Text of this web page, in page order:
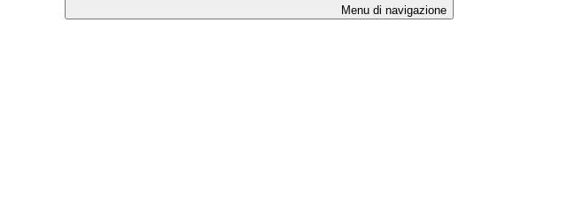
Menu di navigazione